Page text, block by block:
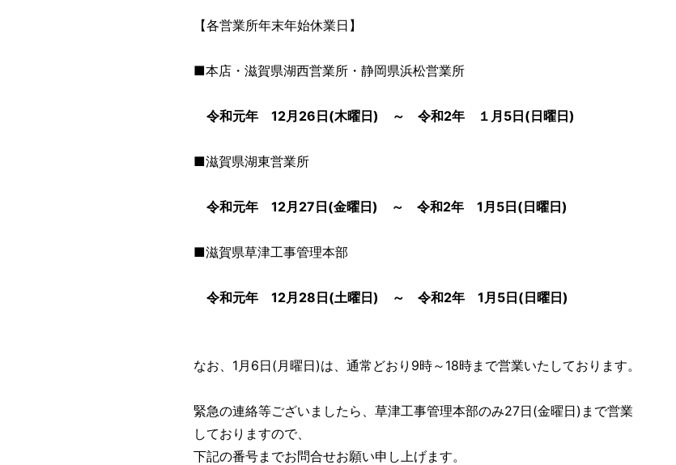
【各営業所年末年始休業日】
■本店・滋賀県湖西営業所・静岡県浜松営業所
令和元年 12月26日(木曜日) ～ 令和2年 １月5日(日曜日)
■滋賀県湖東営業所
令和元年 12月27日(金曜日) ～ 令和2年 1月5日(日曜日)
■滋賀県草津工事管理本部
令和元年 12月28日(土曜日) ～ 令和2年 1月5日(日曜日)
なお、1月6日(月曜日)は、通常どおり9時～18時まで営業いたしております。
緊急の連絡等ございましたら、草津工事管理本部のみ27日(金曜日)まで営業
しておりますので、
下記の番号までお問合せお願い申し上げます。